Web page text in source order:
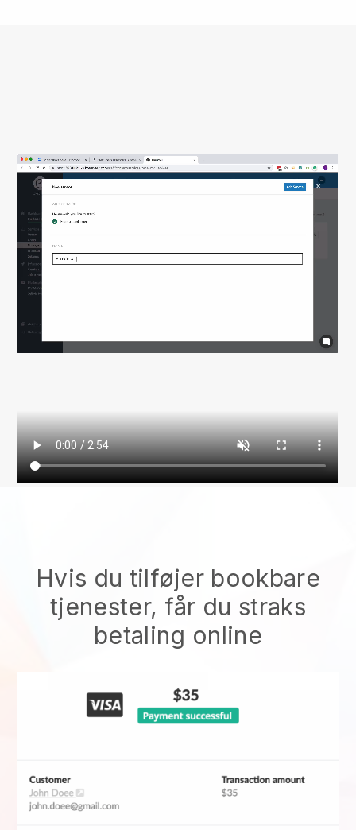
Hvis du tilføjer bookbare
tjenester, får du straks
betaling online